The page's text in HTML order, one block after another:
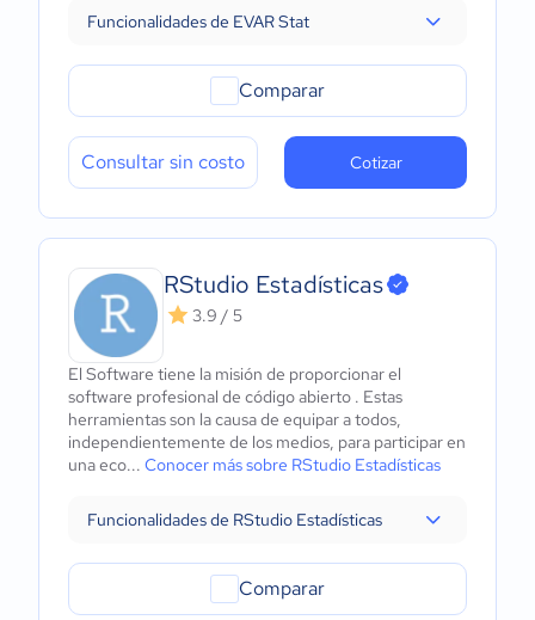
Funcionalidades de EVAR Stat
Comparar
Consultar sin costo Cotizar
RStudio Estadísticas
3.9 / 5
El Software tiene la misión de proporcionar el
software profesional de código abierto . Estas
herramientas son la causa de equipar a todos,
independientemente de los medios, para participar en
una eco... Conocer más sobre RStudio Estadísticas
Funcionalidades de RStudio Estadísticas
Comparar